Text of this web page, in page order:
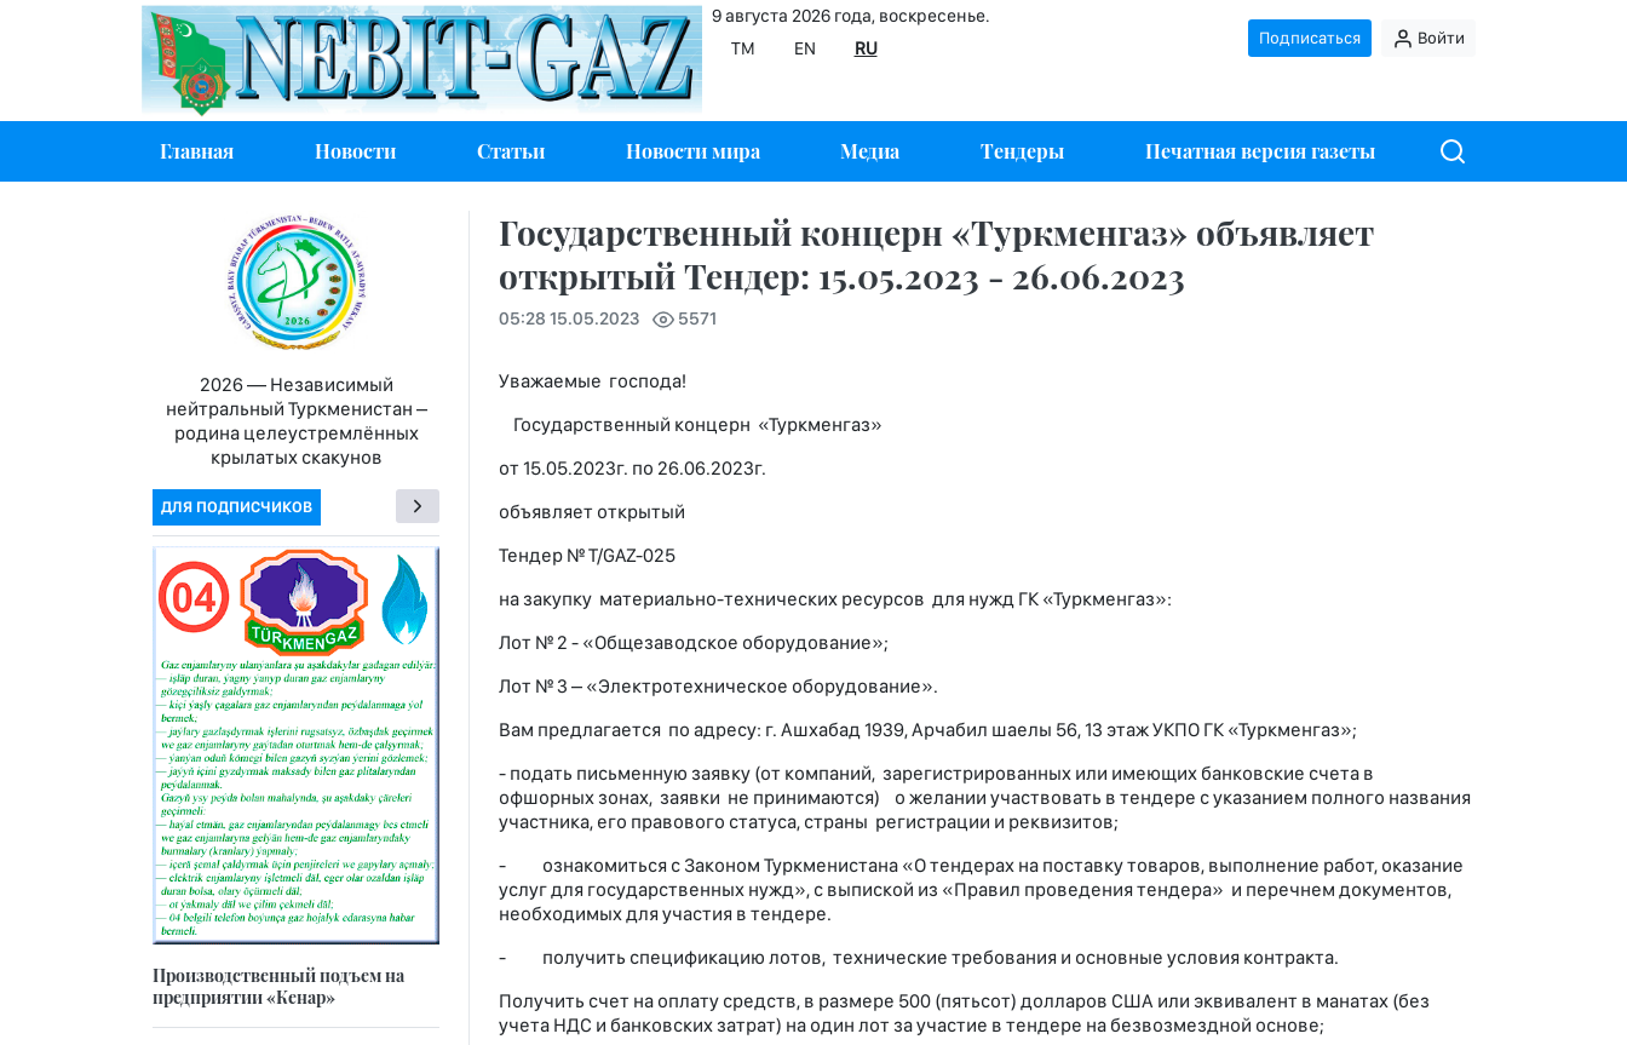
9 августа 2026 года, воскресенье.
TM
EN RU
Подписаться Войти
Главная Новости Статьи Новости мира Медиа Тендеры Печатная версия газеты
Государственный концерн «Туркменгаз» объявляет
открытый Тендер: 15.05.2023 - 26.06.2023
05:28 15.05.2023 5571
Уважаемые господа!
Государственный концерн «Туркменгаз»
от 15.05.2023г. по 26.06.2023г.
объявляет открытый
Тендер № T/GAZ-025
на закупку материально-технических ресурсов для нужд ГК «Туркменгаз»:
Лот № 2 - «Общезаводское оборудование»;
Лот № 3 – «Электротехническое оборудование».
Вам предлагается по адресу: г. Ашхабад 1939, Арчабил шаелы 56, 13 этаж УКПО ГК «Туркменгаз»;
- подать письменную заявку (от компаний, зарегистрированных или имеющих банковские счета в
офшорных зонах, заявки не принимаются) о желании участвовать в тендере с указанием полного названия
участника, его правового статуса, страны регистрации и реквизитов;
- ознакомиться с Законом Туркменистана «О тендерах на поставку товаров, выполнение работ, оказание
услуг для государственных нужд», с выпиской из «Правил проведения тендера» и перечнем документов,
необходимых для участия в тендере.
- получить спецификацию лотов, технические требования и основные условия контракта.
Получить счет на оплату средств, в размере 500 (пятьсот) долларов США или эквивалент в манатах (без
учета НДС и банковских затрат) на один лот за участие в тендере на безвозмездной основе;
2026 — Независимый
нейтральный Туркменистан –
родина целеустремлённых
крылатых скакунов
ДЛЯ ПОДПИСЧИКОВ
Производственный подъем на
предприятии «Кенар»